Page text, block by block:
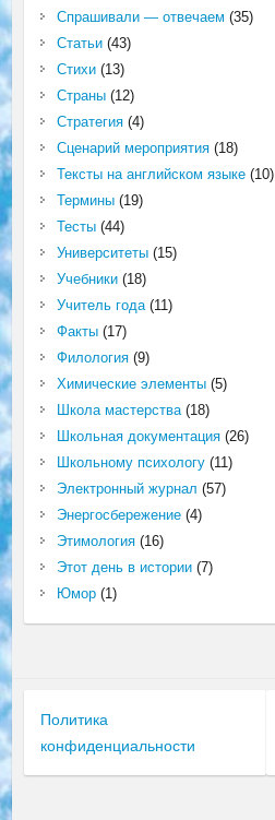
Спрашивали — отвечаем (35)
Статьи(43)
Стихи(13)
Страны(12)
Стратегия(4)
Сценарий мероприятия(18)
Тексты на английском языке(10)
Термины(19)
Тесты(44)
Университеты(15)
Учебники(18)
Учитель года(11)
Факты(17)
Филология(9)
Химические элементы(5)
Школа мастерства(18)
Школьная документация(26)
Школьному психологу(11)
Электронный журнал (57)
Энергосбережение(4)
Этимология(16)
Этот день в истории(7)
Юмор(1)
Политика
конфиденциальности